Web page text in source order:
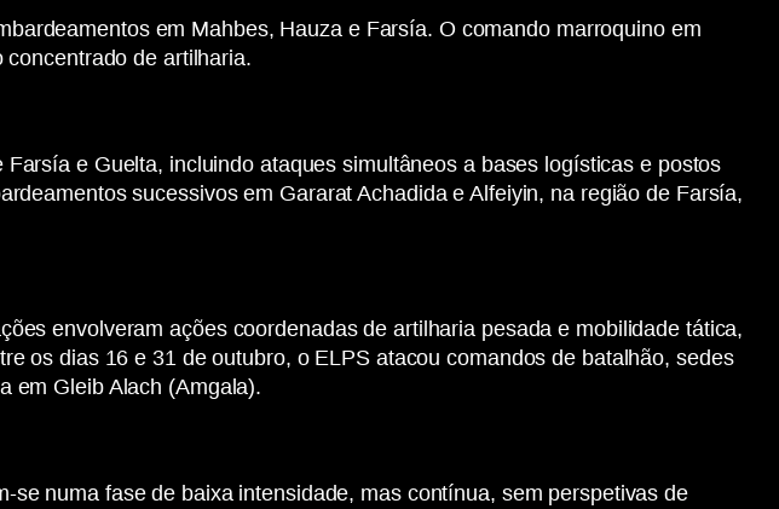
em Mahbes, Hauza e Farsía. O comando marroquino em
de artilharia.
e Guelta, incluindo ataques simultâneos a bases logísticas e postos
sucessivos em Gararat Achadida e Alfeiyin, na região de Farsía,
envolveram ações coordenadas de artilharia pesada e mobilidade tática,
os dias 16 e 31 de outubro, o ELPS atacou comandos de batalhão, sedes
em Gleib Alach (Amgala).
numa fase de baixa intensidade, mas contínua, sem perspetivas de